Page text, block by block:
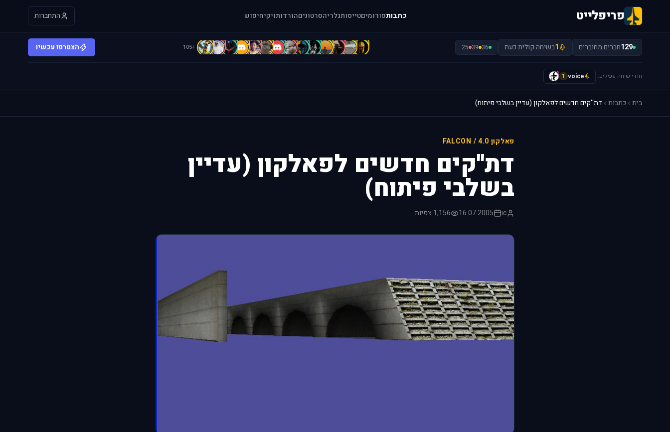
פריפלייט כתבותפורומיםטייסותגלריהסרטוניםהורדותויקיחיפוש התחברות
129חברים מחוברים 1בשיחה קולית כעת 36
39
25
=
[
A
A
A
A
A
b
B
B
B
b
c
C
+105 הצטרפו עכשיו
חדרי שיחה פעילים: voice
1
y
בית כתבות דת''קים חדשים לפאלקון (עדיין בשלבי פיתוח)
פאלקון 4.0 / FALCON
דת''קים חדשים לפאלקון (עדיין
בשלבי פיתוח)
ic
16.07.2005 1,156 צפיות